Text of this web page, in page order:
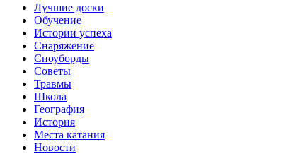
Лучшие доски
Обучение
Истории успеха
Снаряжение
Сноуборды
Советы
Травмы
Школа
География
История
Места катания
Новости